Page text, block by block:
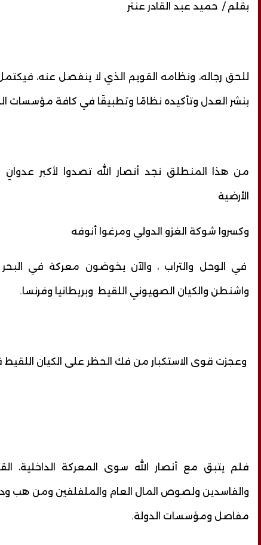
بقلم / حميد عبد القادر عنتر
للحق رجاله، ونظامه القويم الذي لا ينفصل عنه،
بنشر العدل وتأكيده نظامًا وتطبيقًا في كافة مؤسسات
من هذا المنطلق نجد أنصار الله تصدوا لأكبر
الأرضية
وكسروا شوكة الغزو الدولي ومرغوا أنوفه
في الوحل والتراب ، والآن يخوضون معركة في البحر
واشنطن والكيان الصهيوني اللقيط وبريطانيا وفرنسا.
وعجزت قوى الاستكبار من فك الحظر على الكيان اللقيط
فلم يتبق مع أنصار الله سوى المعركة الداخلية،
والفاسدين ولصوص المال العام والملفلفين ومن هب
مفاصل ومؤسسات الدولة.